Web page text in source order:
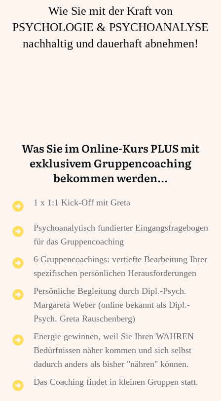
Wie Sie mit der Kraft von
PSYCHOLOGIE & PSYCHOANALYSE
nachhaltig und dauerhaft abnehmen!
Was Sie im Online-Kurs PLUS mit
exklusivem Gruppencoaching
bekommen werden...
1 x 1:1 Kick-Off mit Greta
Psychoanalytisch fundierter Eingangsfragebogen
für das Gruppencoaching
6 Gruppencoachings: vertiefte Bearbeitung Ihrer
spezifischen persönlichen Herausforderungen
Persönliche Begleitung durch Dipl.-Psych.
Margareta Weber (online bekannt als Dipl.-
Psych. Greta Rauschenberg)
Energie gewinnen, weil Sie Ihren WAHREN
Bedürfnissen näher kommen und sich selbst
dadurch anders als bisher "nähren" können.
Das Coaching findet in kleinen Gruppen statt.